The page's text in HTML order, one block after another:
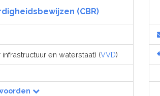
(CBR)
infrastructuur en waterstaat) (VVD)